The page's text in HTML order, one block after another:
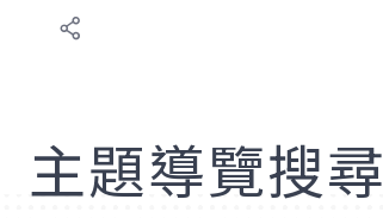
喜
主題導覽搜尋